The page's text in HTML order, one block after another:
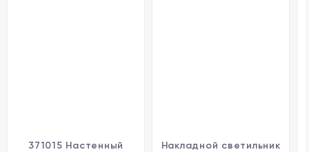
371015 Настенный
Накладной светильник